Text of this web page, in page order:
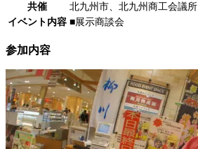
共催
北九州市、北九州商工会議所
イベント内容 ■展示商談会
参加内容